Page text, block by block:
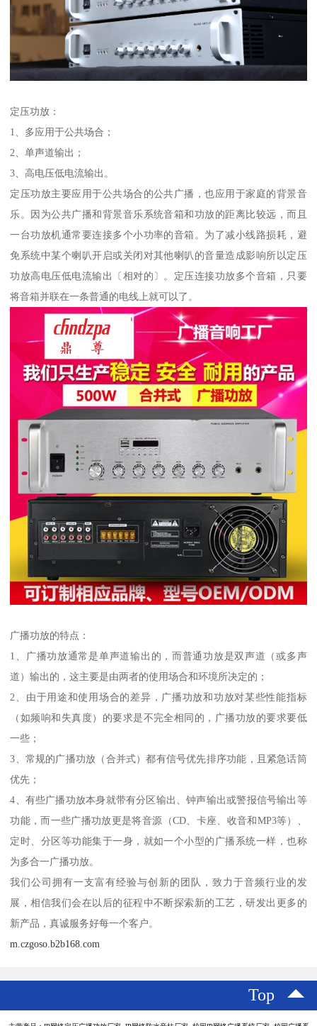
定压功放：
1、多应用于公共场合；
2、单声道输出；
3、高电压低电流输出。
定压功放主要应用于公共场合的公共广播，也应用于家庭的背景音
乐。因为公共广播和背景音乐系统音箱和功放的距离比较远，而且
一台功放机通常要连接多个小功率的音箱。为了减小线路损耗，避
免系统中某个喇叭开启或关闭对其他喇叭的音量造成影响所以定压
功放高电压低电流输出〔相对的〕。定压连接功放多个音箱，只要
将音箱并联在一条普通的电线上就可以了。
广播功放的特点：
1、广播功放通常是单声道输出的，而普通功放是双声道（或多声
道）输出的，这主要是由两者的使用场合和环境所决定的；
2、由于用途和使用场合的差异，广播功放和功放对某些性能指标
（如频响和失真度）的要求是不完全相同的，广播功放的要求要低
一些；
3、常规的广播功放（合并式）都有信号优先排序功能，且紧急话筒
优先；
4、有些广播功放本身就带有分区输出、钟声输出或警报信号输出等
功能，而一些广播功放更是将音源（CD、卡座、收音和MP3等）、
定时、分区等功能集于一身，就如一个小型的广播系统一样，也称
为多合一广播功放。
我们公司拥有一支富有经验与创新的团队，致力于音频行业的发
展，相信我们会在以后的征程中不断探索新的工艺，研发出更多的
新产品，真诚服务好每一个客户。
m.czgoso.b2b168.com
Top